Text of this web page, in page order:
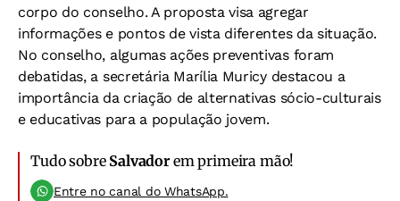
corpo do conselho. A proposta visa agregar
informações e pontos de vista diferentes da situação.
No conselho, algumas ações preventivas foram
debatidas, a secretária Marília Muricy destacou a
importância da criação de alternativas sócio-culturais
e educativas para a população jovem.
Tudo sobre Salvadorem primeira mão!
Entre no canal do WhatsApp.